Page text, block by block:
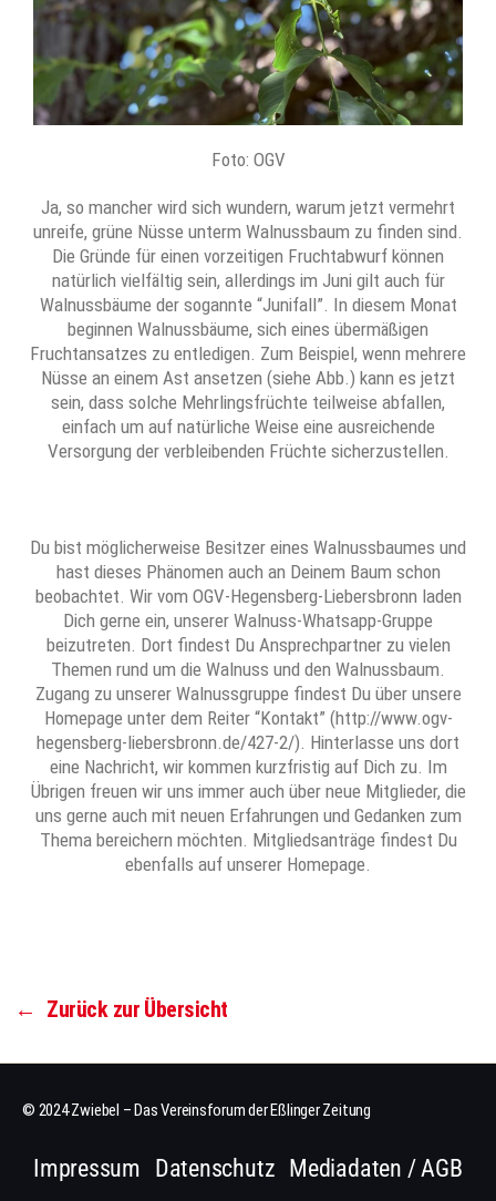
Foto: OGV
Ja, so mancher wird sich wundern, warum jetzt vermehrt
unreife, grüne Nüsse unterm Walnussbaum zu finden sind.
Die Gründe für einen vorzeitigen Fruchtabwurf können
natürlich vielfältig sein, allerdings im Juni gilt auch für
Walnussbäume der sogannte “Junifall”. In diesem Monat
beginnen Walnussbäume, sich eines übermäßigen
Fruchtansatzes zu entledigen. Zum Beispiel, wenn mehrere
Nüsse an einem Ast ansetzen (siehe Abb.) kann es jetzt
sein, dass solche Mehrlingsfrüchte teilweise abfallen,
einfach um auf natürliche Weise eine ausreichende
Versorgung der verbleibenden Früchte sicherzustellen.
Du bist möglicherweise Besitzer eines Walnussbaumes und
hast dieses Phänomen auch an Deinem Baum schon
beobachtet. Wir vom OGV-Hegensberg-Liebersbronn laden
Dich gerne ein, unserer Walnuss-Whatsapp-Gruppe
beizutreten. Dort findest Du Ansprechpartner zu vielen
Themen rund um die Walnuss und den Walnussbaum.
Zugang zu unserer Walnussgruppe findest Du über unsere
Homepage unter dem Reiter “Kontakt” (http://www.ogv-
hegensberg-liebersbronn.de/427-2/). Hinterlasse uns dort
eine Nachricht, wir kommen kurzfristig auf Dich zu. Im
Übrigen freuen wir uns immer auch über neue Mitglieder, die
uns gerne auch mit neuen Erfahrungen und Gedanken zum
Thema bereichern möchten. Mitgliedsanträge findest Du
ebenfalls auf unserer Homepage.
← Zurück zur Übersicht
© 2024 Zwiebel – Das Vereinsforum der Eßlinger Zeitung
Impressum Datenschutz Mediadaten / AGB